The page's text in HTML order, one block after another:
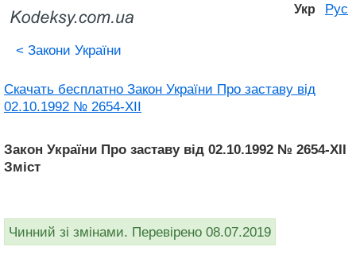
Укр Рус
< Закони України
Скачать бесплатно Закон України Про заставу від
02.10.1992 № 2654-XII
Закон України Про заставу від 02.10.1992 № 2654-XII
Зміст
Чинний зі змінами. Перевірено 08.07.2019